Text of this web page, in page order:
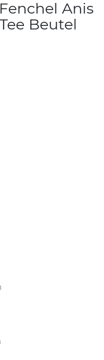
Anis
Beutel